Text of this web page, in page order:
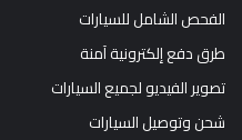
الفحص الشامل للسيارات
طرق دفع إلكترونية آمنة
تصوير الفيديو لجميع السيارات
شحن وتوصيل السيارات